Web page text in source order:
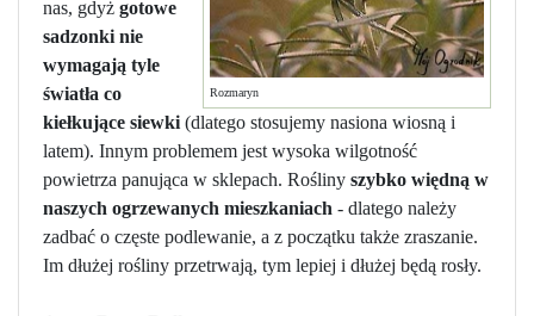
Rozmaryn
nas, gdyż gotowe
sadzonki nie
wymagają tyle
światła co
kiełkujące siewki(dlatego stosujemy nasiona wiosną i
latem). Innym problemem jest wysoka wilgotność
powietrza panująca w sklepach. Rośliny szybko więdną w
naszych ogrzewanych mieszkaniach - dlatego należy
zadbać o częste podlewanie, a z początku także zraszanie.
Im dłużej rośliny przetrwają, tym lepiej i dłużej będą rosły.